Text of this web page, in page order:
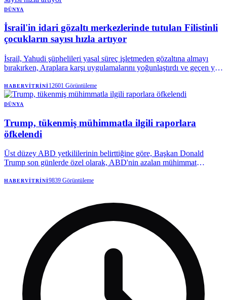
DÜNYA
İsrail'in idari gözaltı merkezlerinde tutulan Filistinli
çocukların sayısı hızla artıyor
İsrail, Yahudi şüphelileri yasal süreç işletmeden gözaltına almayı
bırakırken, Araplara karşı uygulamalarını yoğunlaştırdı ve geçen yıl
HABERVITRINI12601 Görüntüleme
DÜNYA
Trump, tükenmiş mühimmatla ilgili raporlara
öfkelendi
Üst düzey ABD yetkililerinin belirttiğine göre, Başkan Donald
Trump son günlerde özel olarak, ABD'nin azalan mühimmat
gösterdiğinden şikayet etti; Trump, İran'ı bir anlaşmaya varmaya
HABERVITRINI9839 Görüntüleme